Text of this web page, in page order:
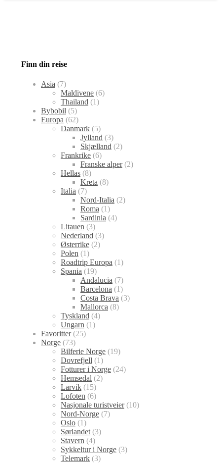
Finn din reise
Asia (7)
Maldivene (6)
Thailand (1)
Bybobil (5)
Europa (62)
Danmark (5)
Jylland (3)
Skjælland (2)
Frankrike (6)
Franske alper(2)
Hellas (8)
Kreta (8)
Italia (7)
Nord-Italia (2)
Roma (1)
Sardinia (4)
Litauen (3)
Nederland (3)
Østerrike (2)
Polen (1)
Roadtrip Europa (1)
Spania (19)
Andalucia (7)
Barcelona (1)
Costa Brava (3)
Mallorca (8)
Tyskland (4)
Ungarn (1)
Favoritter(25)
Norge (73)
Bilferie Norge (19)
Dovrefjell (1)
Fotturer i Norge (24)
Hemsedal (2)
Larvik (15)
Lofoten (6)
Nasjonale turistveier(10)
Nord-Norge (7)
Oslo (1)
Sørlandet (3)
Stavern (4)
Sykkeltur i Norge (3)
Telemark (3)